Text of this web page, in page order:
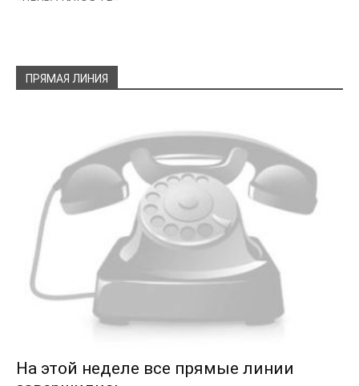
ПРЯМАЯ ЛИНИЯ
На этой неделе все прямые линии